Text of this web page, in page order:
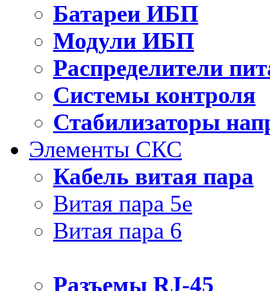
Батареи ИБП
Модули ИБП
Распределители
Системы контроля
Стабилизаторы
Элементы СКС
Кабель витая пара
Витая пара 5e
Витая пара 6
Разъемы RJ-45